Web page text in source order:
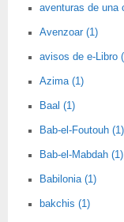
aventuras de una
Avenzoar (1)
avisos de e-Libro
Azima (1)
Baal (1)
Bab-el-Foutouh (1)
Bab-el-Mabdah (1)
Babilonia (1)
bakchis (1)